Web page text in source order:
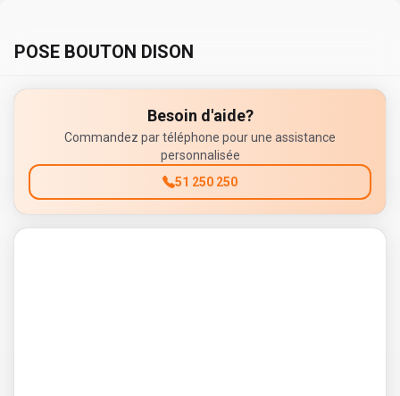
POSE BOUTON DISON
Besoin d'aide?
Commandez par téléphone pour une assistance
personnalisée
51 250 250